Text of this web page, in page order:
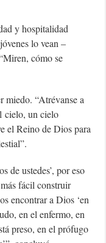
y hospitalidad
lo vean –
cómo se
miedo. “Atrévanse a
cielo, un cielo
el Reino de Dios para
de ustedes’, por eso
fácil construir
encontrar a Dios ‘en
en el enfermo, en
preso, en el prófugo